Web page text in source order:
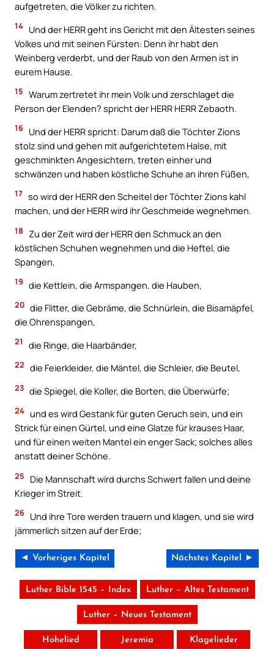
aufgetreten, die Völker zu richten.
14 Und der HERR geht ins Gericht mit den Ältesten seines
Volkes und mit seinen Fürsten: Denn ihr habt den
Weinberg verderbt, und der Raub von den Armen ist in
eurem Hause.
15 Warum zertretet ihr mein Volk und zerschlaget die
Person der Elenden? spricht der HERR HERR Zebaoth.
16 Und der HERR spricht: Darum daß die Töchter Zions
stolz sind und gehen mit aufgerichtetem Halse, mit
geschminkten Angesichtern, treten einher und
schwänzen und haben köstliche Schuhe an ihren Füßen,
17 so wird der HERR den Scheitel der Töchter Zions kahl
machen, und der HERR wird ihr Geschmeide wegnehmen.
18 Zu der Zeit wird der HERR den Schmuck an den
köstlichen Schuhen wegnehmen und die Heftel, die
Spangen,
19 die Kettlein, die Armspangen, die Hauben,
20 die Flitter, die Gebräme, die Schnürlein, die Bisamäpfel,
die Ohrenspangen,
21 die Ringe, die Haarbänder,
22 die Feierkleider, die Mäntel, die Schleier, die Beutel,
23 die Spiegel, die Koller, die Borten, die Überwürfe;
24 und es wird Gestank für guten Geruch sein, und ein
Strick für einen Gürtel, und eine Glatze für krauses Haar,
und für einen weiten Mantel ein enger Sack; solches alles
anstatt deiner Schöne.
25
Die Mannschaft wird durchs Schwert fallen und deine
Krieger im Streit.
26 Und ihre Tore werden trauern und klagen, und sie wird
jämmerlich sitzen auf der Erde;
◄ Vorheriges Kapitel Nächstes Kapitel ►
Luther Bible 1545 – Index Luther – Altes Testament
Luther – Neues Testament
Hohelied Jeremia Klagelieder